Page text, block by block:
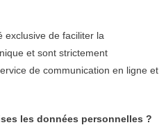
exclusive de faciliter la
et sont strictement
de communication en ligne et
les données personnelles ?